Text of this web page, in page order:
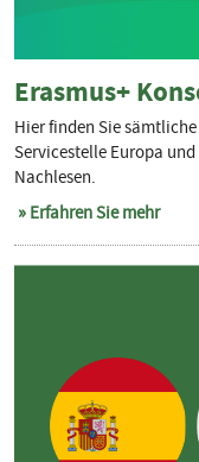
Erasmus+
Hier finden Sie
Servicestelle Europa
Nachlesen.
Erfahren Sie mehr